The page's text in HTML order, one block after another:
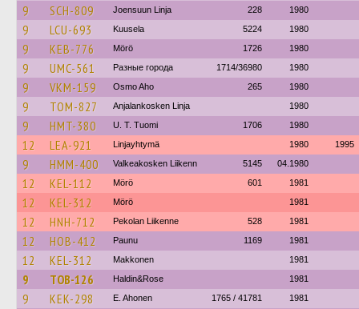
9 SCH-809 Joensuun Linja 228 1980
9 LCU-693 Kuusela 5224 1980
9 KEB-776 Mörö 1726 1980
9 UMC-561 Разные города 1714/36980 1980
9 VKM-159 Osmo Aho 265 1980
9 TOM-827 Anjalankosken Linja 1980
9 HMT-380 U. T. Tuomi 1706 1980
12 LEA-921 Linjayhtymä 1980 1995
9 HMM-400 Valkeakosken Liikenn 5145 04.1980
12 KEL-112 Mörö 601 1981
12 KEL-312 Mörö 1981
12 HNH-712 Pekolan Liikenne 528 1981
12 HOB-412 Paunu 1169 1981
12 KEL-312 Makkonen 1981
9 TOB-126 Haldin&Rose 1981
9 KEK-298 E. Ahonen 1765 / 41781 1981